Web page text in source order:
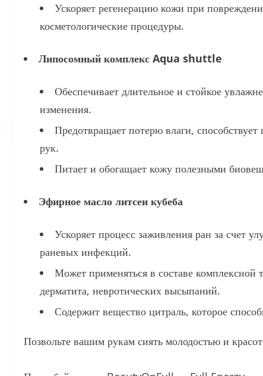
Ускоряет регенерацию кожи при
косметологические процедуры.
Липосомный комплекс Aqua shuttle
Обеспечивает длительное и стойкое
изменения.
Предотвращает потерю влаги,
рук.
Питает и обогащает кожу полезными
Эфирное масло литсеи кубеба
Ускоряет процесс заживления ран за счет
раневых инфекций.
Может применяться в составе
дерматита, невротических высыпаний.
Содержит вещество цитраль, которое
Позвольте вашим рукам сиять молодостью и